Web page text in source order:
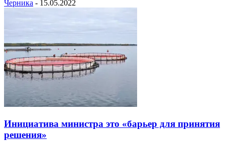
Черника - 15.05.2022
Инициатива министра это «барьер для принятия
решения»